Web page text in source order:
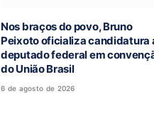
Nos braços do povo, Bruno
Peixoto oficializa candidatura
deputado federal em
do União Brasil
6 de agosto de 2026